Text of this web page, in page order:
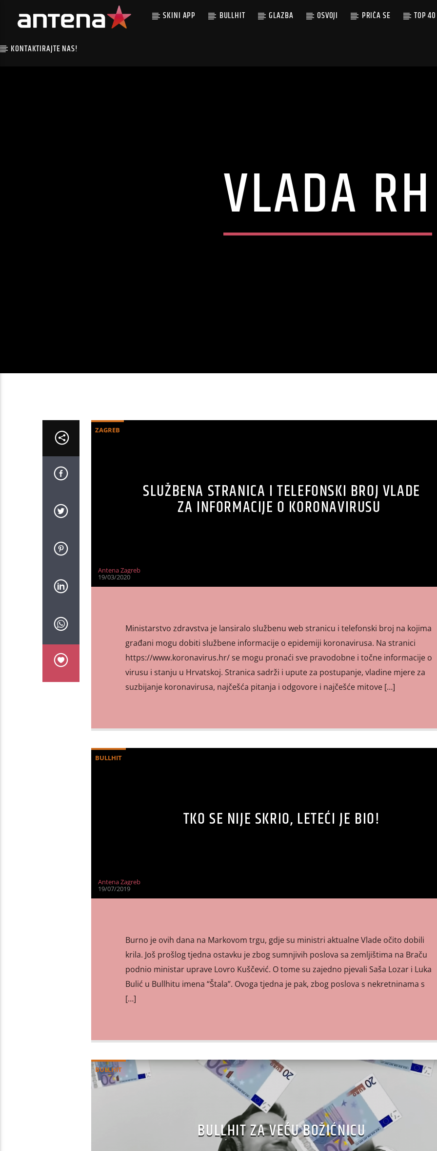
SKINI APP BULLHIT GLAZBA OSVOJI PRIČA SE TOP 40
KONTAKTIRAJTE NAS!
VLADA RH
ZAGREB
SLUŽBENA STRANICA I TELEFONSKI BROJ VLADE
ZA INFORMACIJE O KORONAVIRUSU
Antena Zagreb
19/03/2020
Ministarstvo zdravstva je lansiralo službenu web stranicu i telefonski broj na kojima
građani mogu dobiti službene informacije o epidemiji koronavirusa. Na stranici
https://www.koronavirus.hr/ se mogu pronaći sve pravodobne i točne informacije o
virusu i stanju u Hrvatskoj. Stranica sadrži i upute za postupanje, vladine mjere za
suzbijanje koronavirusa, najčešća pitanja i odgovore i najčešće mitove […]
BULLHIT
TKO SE NIJE SKRIO, LETEĆI JE BIO!
Antena Zagreb
19/07/2019
Burno je ovih dana na Markovom trgu, gdje su ministri aktualne Vlade očito dobili
krila. Još prošlog tjedna ostavku je zbog sumnjivih poslova sa zemljištima na Braču
podnio ministar uprave Lovro Kuščević. O tome su zajedno pjevali Saša Lozar i Luka
Bulić u Bullhitu imena “Štala”. Ovoga tjedna je pak, zbog poslova s nekretninama s
[…]
BULLHIT
BULLHIT ZA VEĆU BOŽIĆNICU